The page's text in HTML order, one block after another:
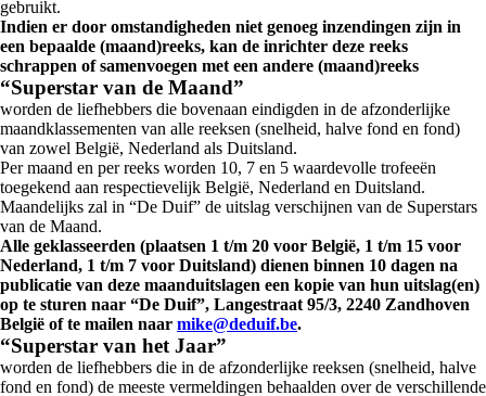
gebruikt.
Indien er door omstandigheden niet genoeg inzendingen zijn in
een bepaalde (maand)reeks, kan de inrichter deze reeks
schrappen of samenvoegen met een andere (maand)reeks
“Superstar van de Maand”
worden de liefhebbers die bovenaan eindigden in de afzonderlijke
maandklassementen van alle reeksen (snelheid, halve fond en fond)
van zowel België, Nederland als Duitsland.
Per maand en per reeks worden 10, 7 en 5 waardevolle trofeeën
toegekend aan respectievelijk België, Nederland en Duitsland.
Maandelijks zal in “De Duif” de uitslag verschijnen van de Superstars
van de Maand.
Alle geklasseerden (plaatsen 1 t/m 20 voor België, 1 t/m 15 voor
Nederland, 1 t/m 7 voor Duitsland) dienen binnen 10 dagen na
publicatie van deze maanduitslagen een kopie van hun uitslag(en)
op te sturen naar “De Duif”, Langestraat 95/3, 2240 Zandhoven
België of te mailen naar mike@deduif.be.
“Superstar van het Jaar”
worden de liefhebbers die in de afzonderlijke reeksen (snelheid, halve
fond en fond) de meeste vermeldingen behaalden over de verschillende